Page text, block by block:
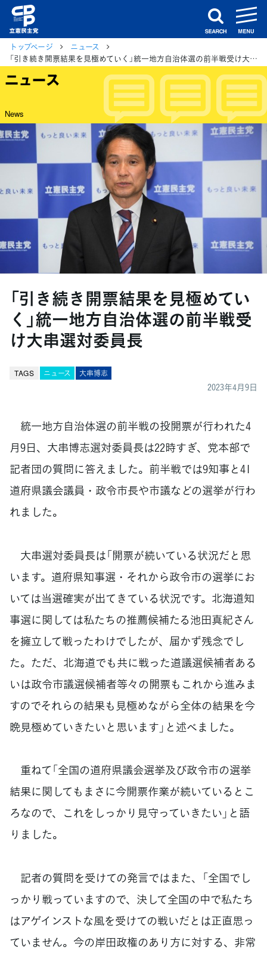
search
トップページ
ニュース
「引き続き開票結果を見極めていく」統一地方自治体選の前半戦受け大串選対委員長
ニュース
News
「引き続き開票結果を見極めてい
く」統一地方自治体選の前半戦受
け大串選対委員長
TAGS ニュース 大串博志
2023年4月9日
統一地方自治体選の前半戦の投開票が行われた4
月9日、大串博志選対委員長は22時すぎ、党本部で
記者団の質問に答えました。前半戦では9知事と41
道府県議会議員・政令市長や市議などの選挙が行わ
れました。
大串選対委員長は「開票が続いている状況だと思
います。道府県知事選・それから政令市の選挙にお
いては当選確実が出てきている状況です。北海道知
事選に関しては私たちの推薦候補たる池田真紀さん
を擁立して戦ったわけでしたが、届かず残念でし
た。ただ、北海道でも共に戦った道議選候補者ある
いは政令市議選候補者等々の開票もこれから進みま
すのでそれらの結果も見極めながら全体の結果を今
晩見極めていきたいと思います」と述べました。
重ねて「全国の道府県議会選挙及び政令市の選挙
結果に関してもまさに今開票作業が続いているとこ
ろなので、これをしっかり見守っていきたい」と語
りました。
記者の質問を受けての発言ではまた、「全国でし
っかり戦っていますので、決して全国の中で私たち
はアゲインストな風を受けての戦いだとは正直思っ
ていません。今の岸田政権のあり方に対する、非常